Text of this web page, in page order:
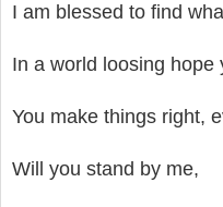
I am blessed to find
In a world loosing hope
You make things right,
Will you stand by me,